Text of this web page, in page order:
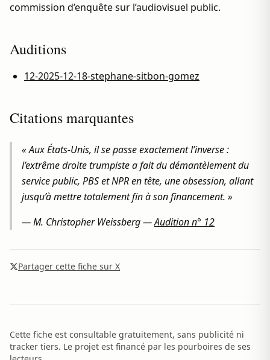
commission d’enquête sur l’audiovisuel public.
Auditions
12-2025-12-18-stephane-sitbon-gomez
Citations marquantes
« Aux États-Unis, il se passe exactement l’inverse :
l’extrême droite trumpiste a fait du démantèlement du
service public, PBS et NPR en tête, une obsession, allant
jusqu’à mettre totalement fin à son financement. »
—M. Christopher Weissberg—Audition n° 12
Partager cette fiche sur X
Cette fiche est consultable gratuitement, sans publicité ni
tracker tiers. Le projet est financé par les pourboires de ses